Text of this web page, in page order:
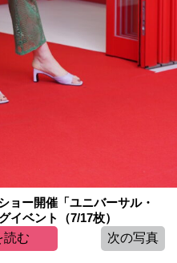
ョー開催「ユニバーサル・
イベント（7/17枚）
読む 次の写真